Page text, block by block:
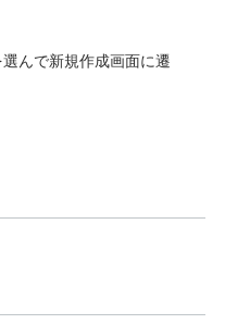
んで新規作成画面に遷